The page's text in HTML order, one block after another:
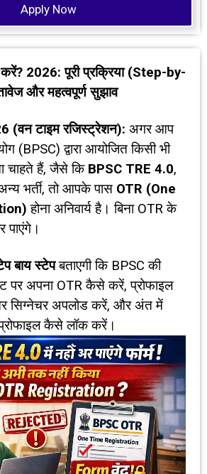
Apply Now
? 2026:पूरी प्रक्रिया (Step-by-
और महत्वपूर्ण सुझाव
(वन टाइम रजिस्ट्रेशन): अगर आप
(BPSC) द्वारा आयोजित किसी भी
चाहते हैं, जैसे कि BPSC TRE 4.0,
भर्ती, तो आपके पास OTR (One
होना अनिवार्य है। बिना OTR के
बाय स्टेपबताएगी कि BPSC की
पर अपना OTR कैसे करें, प्रोफाइल
सिग्नेचर अपलोड करें, और अंत में
कैसे लॉक करें।